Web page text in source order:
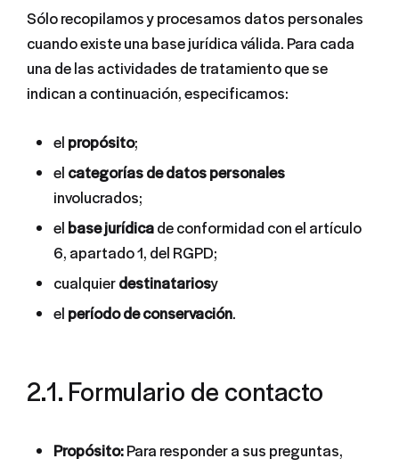
Sólo recopilamos y procesamos datos personales
cuando existe una base jurídica válida. Para cada
una de las actividades de tratamiento que se
indican a continuación, especificamos:
el propósito;
el categorías de datos personales
involucrados;
el base jurídicade conformidad con el artículo
6, apartado 1, del RGPD;
cualquierdestinatariosy
el período de conservación.
2.1. Formulario de contacto
Propósito:Para responder a sus preguntas,